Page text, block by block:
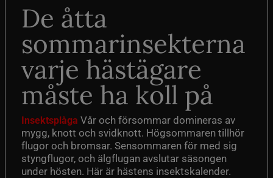
De åtta
sommarinsekterna
varje hästägare
måste ha koll på
Insektsplåga Vår och försommar domineras av
mygg, knott och svidknott. Högsommaren tillhör
flugor och bromsar. Sensommaren för med sig
styngflugor, och älgflugan avslutar säsongen
under hösten. Här är hästens insektskalender.